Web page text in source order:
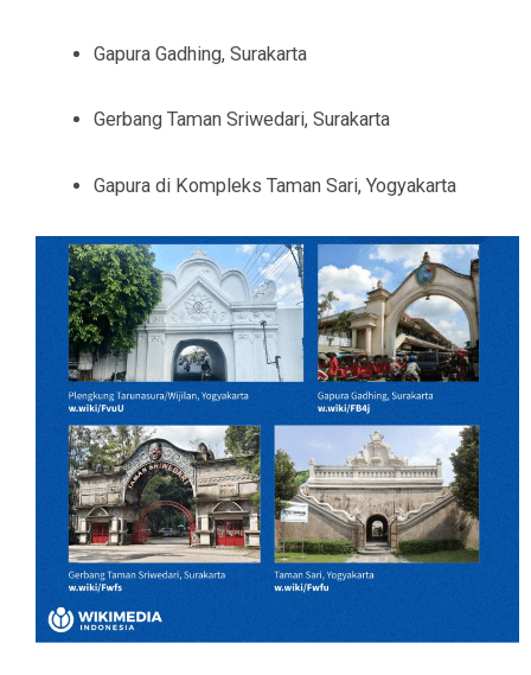
Gapura Gadhing, Surakarta
Gerbang Taman Sriwedari, Surakarta
Gapura di Kompleks Taman Sari, Yogyakarta